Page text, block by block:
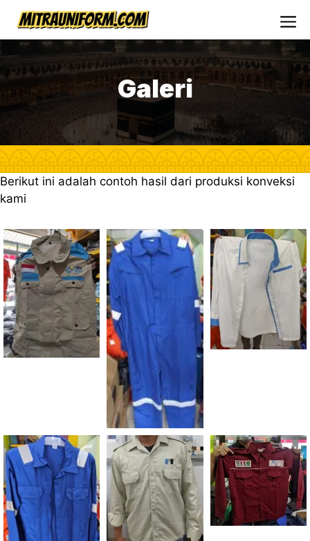
Skip
content
Galeri
Berikut ini adalah contoh hasil dari produksi konveksi
kami